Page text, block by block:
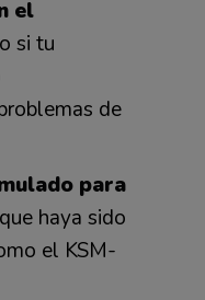
el
si tu
de
para
haya sido
el KSM-